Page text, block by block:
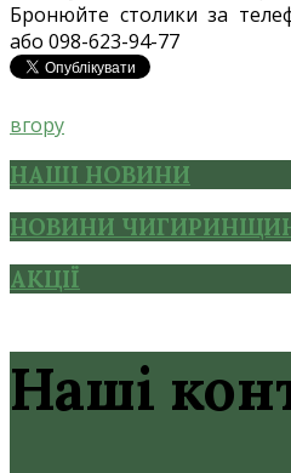
Бронюйте столики за
або 098-623-94-77
вгору
НАШІ НОВИНИ
НОВИНИ
АКЦІЇ
Наші